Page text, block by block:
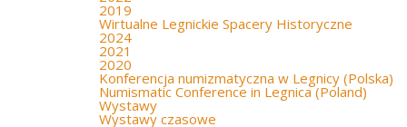
2019
Wirtualne Legnickie Spacery Historyczne
2024
2021
2020
Konferencja numizmatyczna w Legnicy (Polska)
Numismatic Conference in Legnica (Poland)
Wystawy
Wystawy czasowe